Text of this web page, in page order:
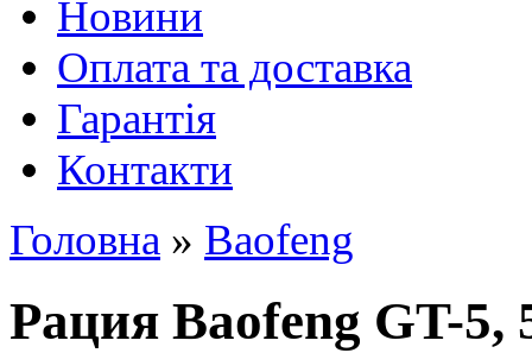
Новини
Оплата та доставка
Гарантія
Контакти
Головна » Baofeng
Рация Baofeng GT-5,